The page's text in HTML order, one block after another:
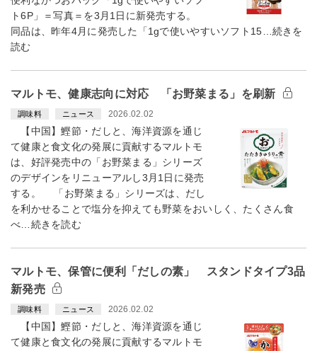
ト6P」＝写真＝を3月1日に新発売する。
同品は、昨年4月に発売した「1gで使いやすいソフト15…続きを
読む
マルトモ、健康志向に対応 「お野菜まる」を刷新
調味料 ニュース 2026.02.02
【中国】鰹節・だしと、海洋資源を通じ
て健康と食文化の発展に貢献するマルトモ
は、好評発売中の「お野菜まる」シリーズ
のデザインをリニューアルし3月1日に発売
する。 「お野菜まる」シリーズは、だし
を利かせることで塩分を抑えても野菜をおいしく、たくさん食
べ…続きを読む
マルトモ、保管に便利「だしの素」 スタンドタイプ3品
新発売
調味料 ニュース 2026.02.02
【中国】鰹節・だしと、海洋資源を通じ
て健康と食文化の発展に貢献するマルトモ